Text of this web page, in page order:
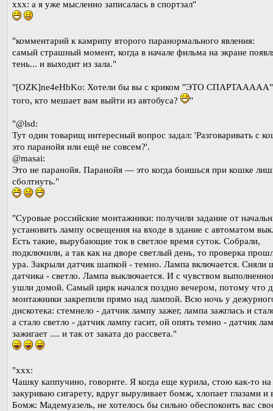
xxx: а я уже мысленно записалась в спортзал"
"комментарий к камрипу второго паранормального явления:
самый страшный момент, когда в начале фильма на экране
тень... и выходит из зала."
"[OZK]ne4eHbKo: Хотели бы вы с криком "ЭТО СПАРТААААА"
того, кто мешает вам выйти из автобуса?
"
"@lsd:
Тут один товарищ интересный вопрос задал: 'Разговаривать с
это паранойя или ещё не совсем?'.
@masai:
Это не паранойя. Паранойя — это когда боишься при кошке
сболтнуть."
"Суровые российские монтажники: получили задание от
установить лампу освещения на входе в здание с автоматом
Есть такие, вырубающие ток в светлое время суток. Собрали,
подключили, а так как на дворе светлый день, то проверка
ура. Закрыли датчик шапкой - темно. Лампа включается. Сняли
датчика - светло. Лампа выключается. И с чувством
ушли домой. Самый цирк начался поздно вечером, потому что
монтажники закрепили прямо над лампой. Всю ночь у
дискотека: стемнело - датчик лампу зажег, лампа зажглась и
а стало светло - датчик лампу гасит, ой опять темно - датчик
зажигает .... и так от заката до рассвета."
"xxx:
Чашку каппучино, говорите. Я когда еще курила, стою как-то на
закуриваю сигарету, вдруг выруливает бомж, хлопает глазами и
Бомж: Мадемуазель, не хотелось бы сильно обеспокоить вас